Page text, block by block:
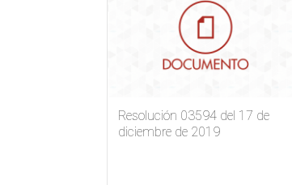
Resolución 03594 del 17 de
diciembre de 2019